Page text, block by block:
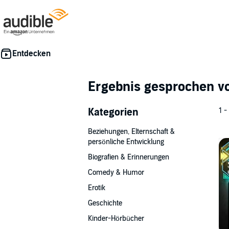
Ergebnis gesprochen
Kategorien
Beziehungen, Elternschaft &
persönliche Entwicklung
Biografien & Erinnerungen
Comedy & Humor
Erotik
Geschichte
Kinder-Hörbücher
1 -